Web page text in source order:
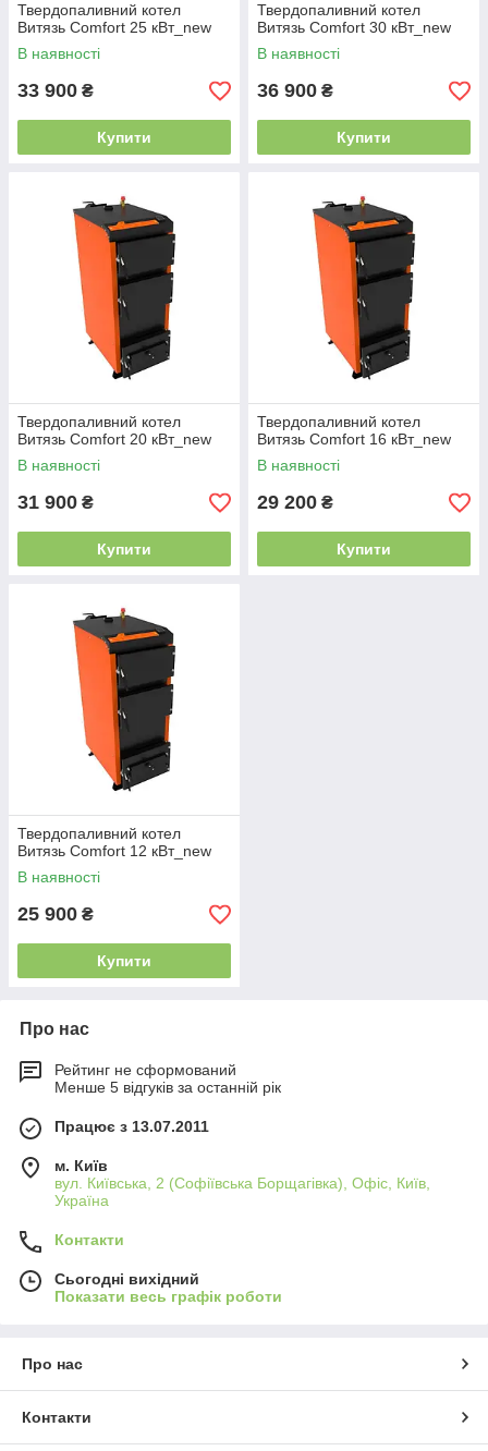
Твердопаливний котел
Витязь Comfort 25 кВт_new
В наявності
33 900 ₴
Купити
Твердопаливний котел
Витязь Comfort 30 кВт_new
В наявності
36 900 ₴
Купити
Твердопаливний котел
Витязь Comfort 20 кВт_new
В наявності
31 900 ₴
Купити
Твердопаливний котел
Витязь Comfort 16 кВт_new
В наявності
29 200 ₴
Купити
Твердопаливний котел
Витязь Comfort 12 кВт_new
В наявності
25 900 ₴
Купити
Про нас
Рейтинг не сформований
Менше 5 відгуків за останній рік
Працює з 13.07.2011
м. Київ
вул. Київська, 2 (Софіївська Борщагівка), Офіс, Київ,
Україна
Контакти
Сьогодні вихідний
Показати весь графік роботи
Про нас
Контакти